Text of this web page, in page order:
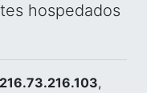
hospedados
216.73.216.103,